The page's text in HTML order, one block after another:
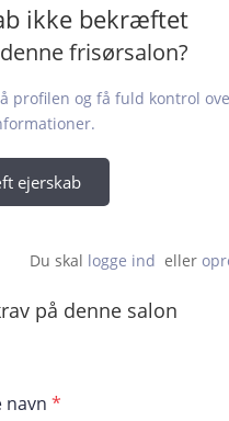
ikke bekræftet
frisørsalon?
profilen og få fuld kontrol
ejerskab
Du skal logge ind eller
på denne salon
navn*